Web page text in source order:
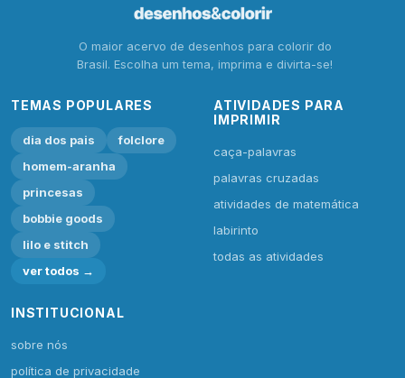
O maior acervo de desenhos para colorir do
Brasil. Escolha um tema, imprima e divirta-se!
TEMAS POPULARES
dia dos pais
folclore
homem-aranha
princesas
bobbie goods
lilo e stitch
ver todos →
ATIVIDADES PARA
IMPRIMIR
caça-palavras
palavras cruzadas
atividades de matemática
labirinto
todas as atividades
INSTITUCIONAL
sobre nós
política de privacidade